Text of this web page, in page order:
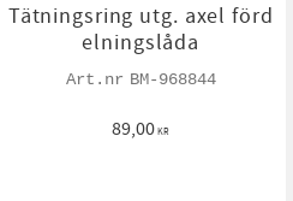
Tätningsring utg. axel förd
elningslåda
BM-968844
89,00KR